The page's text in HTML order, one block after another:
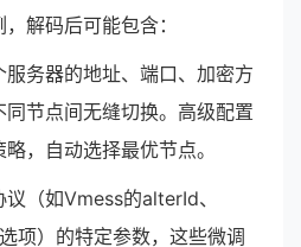
解码后可能包含：
服务器的地址、端口、加密方
节点间无缝切换。高级配置
，自动选择最优节点。
议（如Vmess的alterId、
项）的特定参数，这些微调